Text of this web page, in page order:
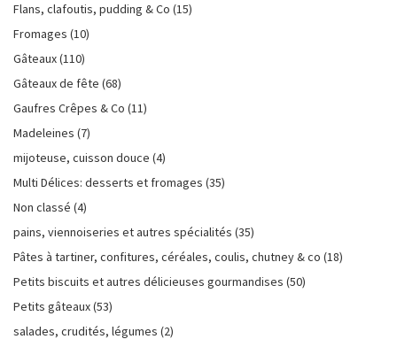
Flans, clafoutis, pudding & Co (15)
Fromages (10)
Gâteaux(110)
Gâteaux de fête (68)
Gaufres Crêpes & Co (11)
Madeleines (7)
mijoteuse, cuisson douce (4)
Multi Délices: desserts et fromages (35)
Non classé (4)
pains, viennoiseries et autres spécialités (35)
Pâtes à tartiner, confitures, céréales, coulis, chutney & co (18)
Petits biscuits et autres délicieuses gourmandises (50)
Petits gâteaux(53)
salades, crudités, légumes (2)